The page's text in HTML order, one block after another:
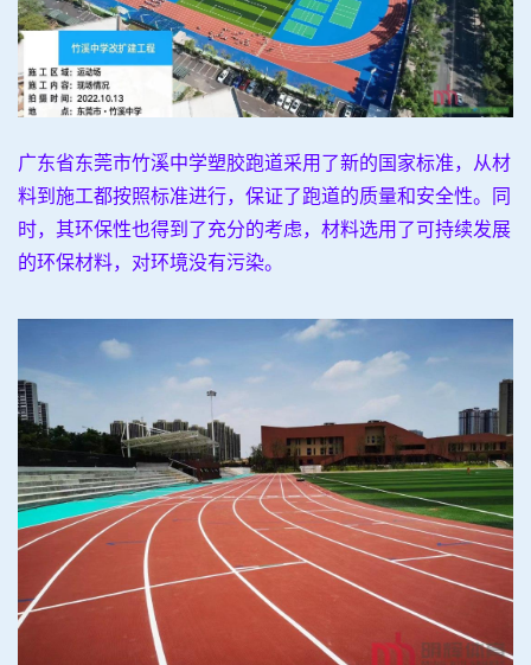
广东省东莞市竹溪中学塑胶跑道采用了新的国家标准，从材
料到施工都按照标准进行，保证了跑道的质量和安全性。同
时，其环保性也得到了充分的考虑，材料选用了可持续发展
的环保材料，对环境没有污染。